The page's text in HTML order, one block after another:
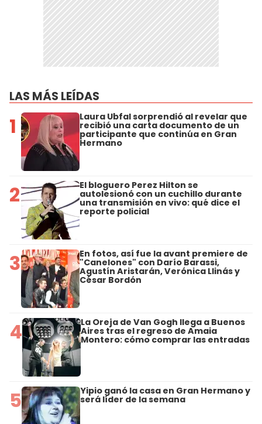
LAS MÁS LEÍDAS
1 Laura Ubfal sorprendió al revelar que
recibió una carta documento de un
participante que continúa en Gran
Hermano
2 El bloguero Perez Hilton se
autolesionó con un cuchillo durante
una transmisión en vivo: qué dice el
reporte policial
3 En fotos, así fue la avant premiere de
"Canelones" con Darío Barassi,
Agustín Aristarán, Verónica Llinás y
César Bordón
4 La Oreja de Van Gogh llega a Buenos
Aires tras el regreso de Amaia
Montero: cómo comprar las entradas
5 Yipio ganó la casa en Gran Hermano y
será líder de la semana